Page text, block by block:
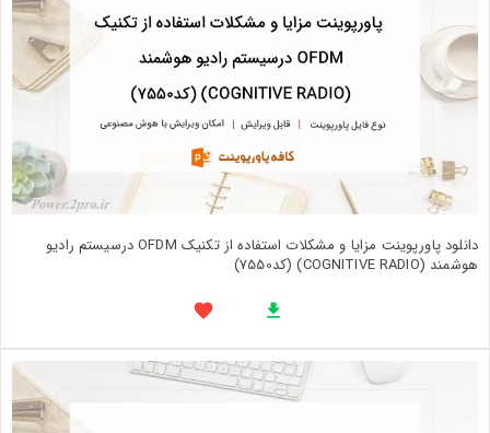
دانلود پاورپوینت مزایا و مشکلات استفاده از تکنیک OFDM درسیستم رادیو
هوشمند (COGNITIVE RADIO) (کد7550)